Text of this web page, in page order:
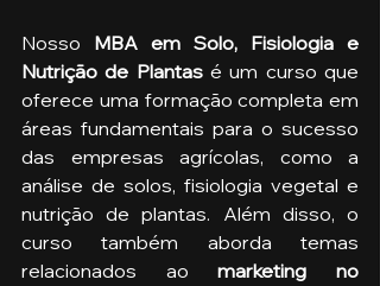
Nosso MBA em Solo, Fisiologia e
Nutrição de Plantas é um curso que
oferece uma formação completa em
áreas fundamentais para o sucesso
das empresas agrícolas, como a
análise de solos, fisiologia vegetal e
nutrição de plantas. Além disso, o
curso também aborda temas
relacionados ao marketing no